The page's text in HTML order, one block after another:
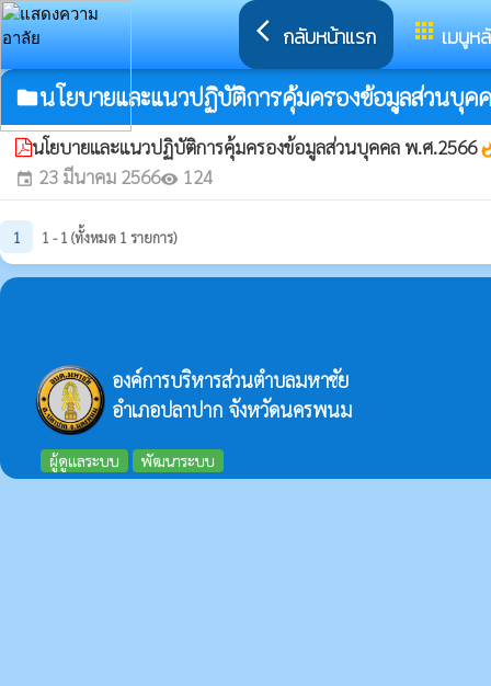
arrow_back_ios กลับหน้าแรก appsเมนูห
folderนโยบายและแนวปฏิบัติการคุ้มครองข้อมูลส่วนบุค
นโยบายและแนวปฏิบัติการคุ้มครองข้อมูลส่วนบุคคล พ.ศ.2566
event 23 มีนาคม 2566visibility 124
1 1 - 1 (ทั้งหมด 1 รายการ)
องค์การบริหารส่วนตำบลมหาชัย
อำเภอปลาปาก จังหวัดนครพนม
ผู้ดูแลระบบ พัฒนาระบบ